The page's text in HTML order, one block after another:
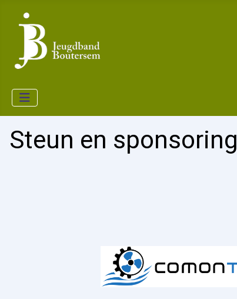
Steun en sponsoring